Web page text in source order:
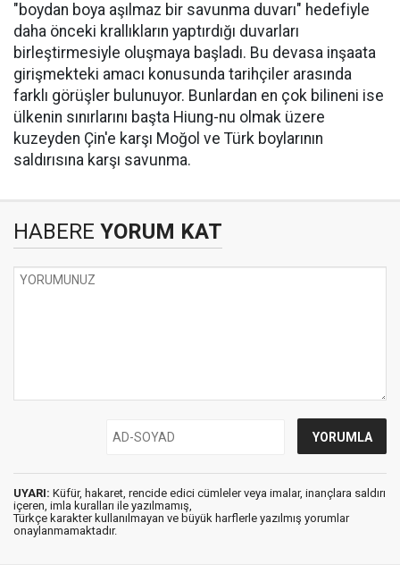
"boydan boya aşılmaz bir savunma duvarı" hedefiyle
daha önceki krallıkların yaptırdığı duvarları
birleştirmesiyle oluşmaya başladı. Bu devasa inşaata
girişmekteki amacı konusunda tarihçiler arasında
farklı görüşler bulunuyor. Bunlardan en çok bilineni ise
ülkenin sınırlarını başta Hiung-nu olmak üzere
kuzeyden Çin'e karşı Moğol ve Türk boylarının
saldırısına karşı savunma.
HABERE YORUM KAT
UYARI: Küfür, hakaret, rencide edici cümleler veya imalar, inançlara saldırı
içeren, imla kuralları ile yazılmamış,
Türkçe karakter kullanılmayan ve büyük harflerle yazılmış yorumlar
onaylanmamaktadır.